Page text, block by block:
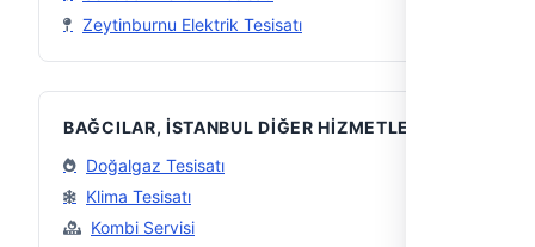
Zeytinburnu Elektrik Tesisatı
BAĞCILAR, İSTANBUL DIĞER HIZMETLER
Doğalgaz Tesisatı
Klima Tesisatı
Kombi Servisi